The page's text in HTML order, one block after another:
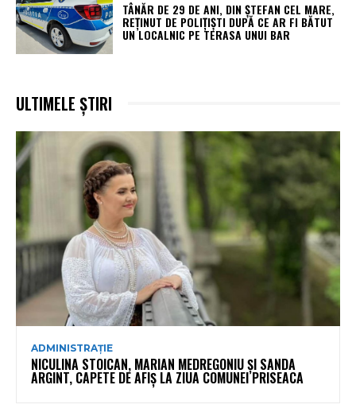
TÂNĂR DE 29 DE ANI, DIN ȘTEFAN CEL MARE,
REȚINUT DE POLIȚIȘTI DUPĂ CE AR FI BĂTUT
UN LOCALNIC PE TERASA UNUI BAR
ULTIMELE ȘTIRI
ADMINISTRAȚIE
NICULINA STOICAN, MARIAN MEDREGONIU ȘI SANDA
ARGINT, CAPETE DE AFIȘ LA ZIUA COMUNEI PRISEACA